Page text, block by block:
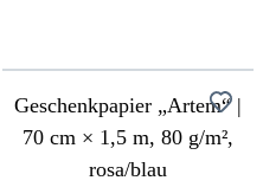
Geschenkpapier „Artem“ |
70 cm × 1,5 m, 80 g/m²,
rosa/blau